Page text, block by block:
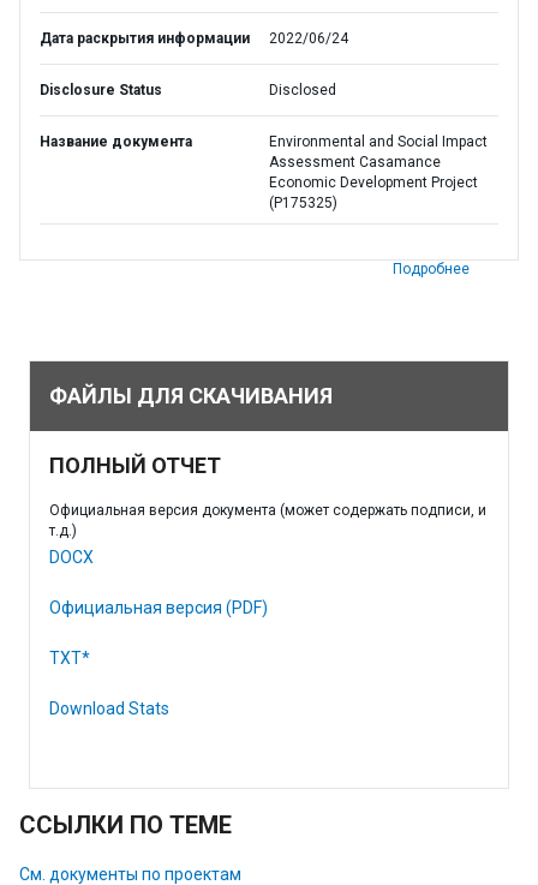
Дата раскрытия информации 2022/06/24
Disclosure Status Disclosed
Название документа
Environmental and Social Impact
Assessment Casamance
Economic Development Project
(P175325)
Подробнее
ФАЙЛЫ ДЛЯ СКАЧИВАНИЯ
ПОЛНЫЙ ОТЧЕТ
Официальная версия документа (может содержать подписи, и
т.д.)
DOCX
Официальная версия (PDF)
TXT*
Download Stats
ССЫЛКИ ПО ТЕМЕ
См. документы по проектам